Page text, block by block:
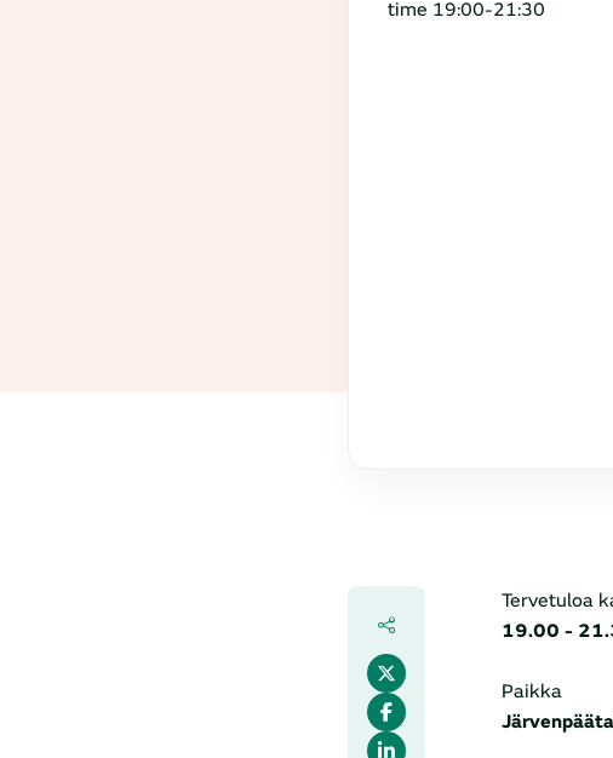
time 19:00-21:30
Tervetuloa
19.00 -
Paikka